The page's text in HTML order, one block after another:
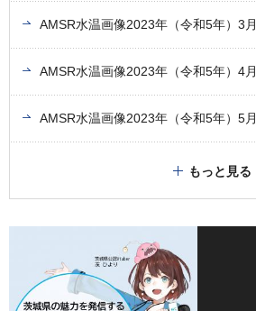
AMSR水温画像2023年（令和5年）3月
AMSR水温画像2023年（令和5年）4月
AMSR水温画像2023年（令和5年）5月
もっと見る